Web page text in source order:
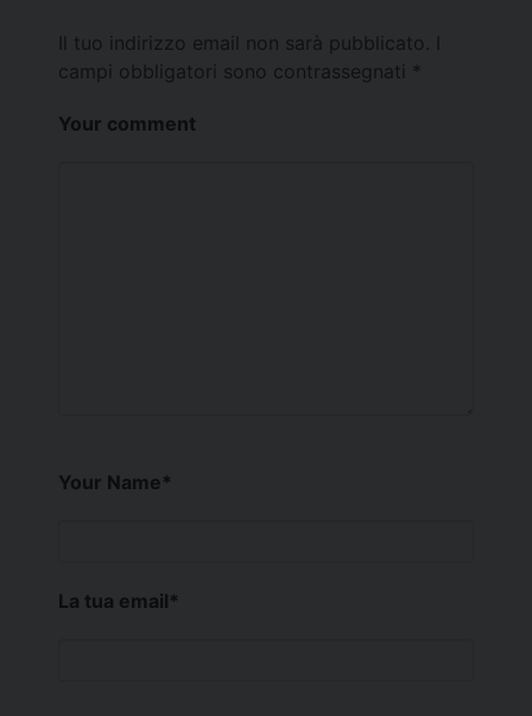
Il tuo indirizzo email non sarà pubblicato.
campi obbligatori sono contrassegnati *
Your comment
Your Name*
La tua email*